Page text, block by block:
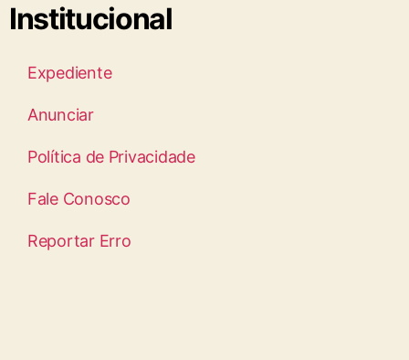
Institucional
Expediente
Anunciar
Política de Privacidade
Fale Conosco
Reportar Erro